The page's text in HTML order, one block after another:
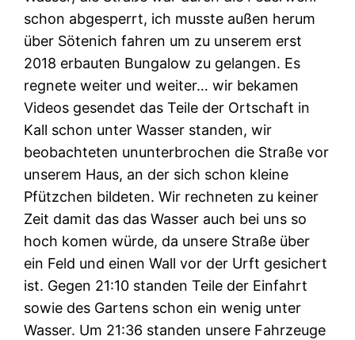
schon abgesperrt, ich musste außen herum
über Sötenich fahren um zu unserem erst
2018 erbauten Bungalow zu gelangen. Es
regnete weiter und weiter… wir bekamen
Videos gesendet das Teile der Ortschaft in
Kall schon unter Wasser standen, wir
beobachteten ununterbrochen die Straße vor
unserem Haus, an der sich schon kleine
Pfützchen bildeten. Wir rechneten zu keiner
Zeit damit das das Wasser auch bei uns so
hoch komen würde, da unsere Straße über
ein Feld und einen Wall vor der Urft gesichert
ist. Gegen 21:10 standen Teile der Einfahrt
sowie des Gartens schon ein wenig unter
Wasser. Um 21:36 standen unsere Fahrzeuge